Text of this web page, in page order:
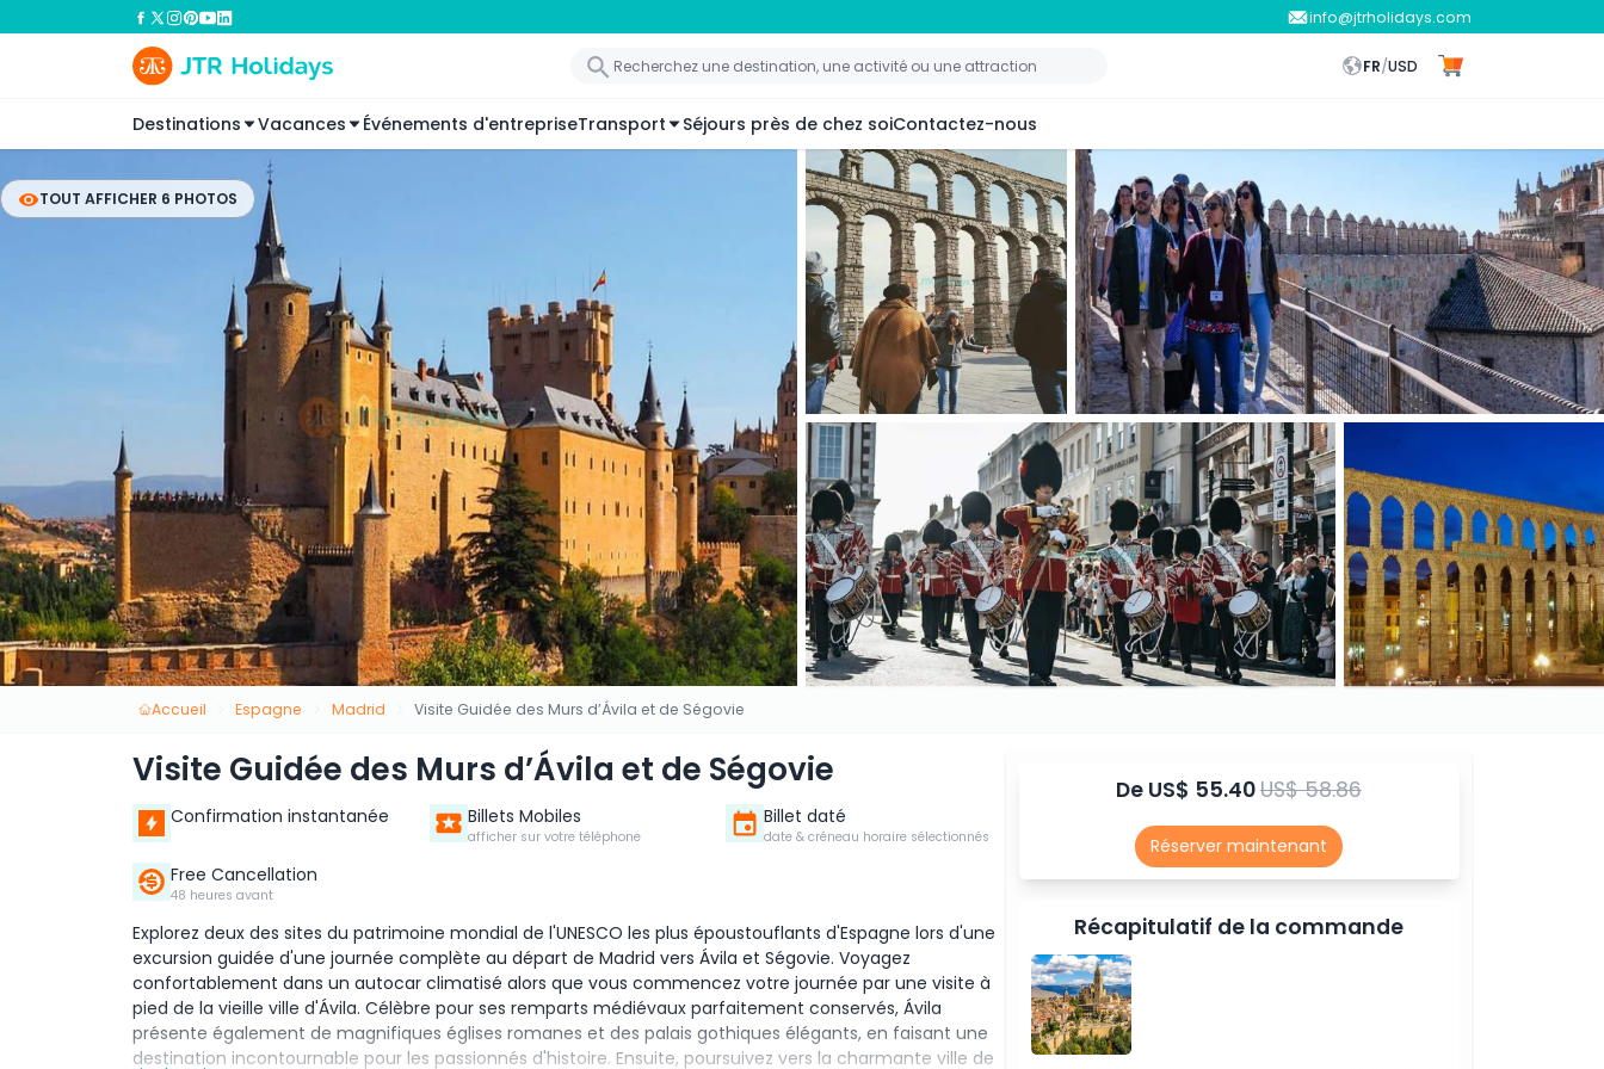
info@jtrholidays.com
FR/USD
Destinations Vacances Événements d'entrepriseTransport Séjours près de chez soiContactez-nous
TOUT AFFICHER 6 PHOTOS
Accueil Espagne Madrid Visite Guidée des Murs d’Ávila et de Ségovie
Visite Guidée des Murs d’Ávila et de Ségovie
Confirmation instantanée Billets Mobiles
afficher sur votre téléphone
Billet daté
date & créneau horaire sélectionnés
Free Cancellation
48 heures avant
Explorez deux des sites du patrimoine mondial de l'UNESCO les plus époustouflants d'Espagne lors d'une
excursion guidée d'une journée complète au départ de Madrid vers Ávila et Ségovie. Voyagez
confortablement dans un autocar climatisé alors que vous commencez votre journée par une visite à
pied de la vieille ville d'Ávila. Célèbre pour ses remparts médiévaux parfaitement conservés, Ávila
présente également de magnifiques églises romanes et des palais gothiques élégants, en faisant une
destination incontournable pour les passionnés d'histoire. Ensuite, poursuivez vers la charmante ville de
De US$ 55.40US$ 58.86
Réserver maintenant
Récapitulatif de la commande